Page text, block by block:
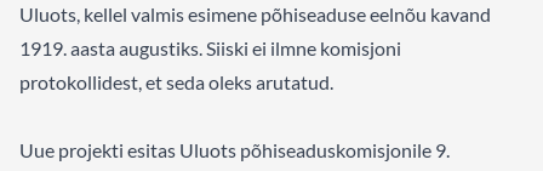
Uluots, kellel valmis esimene põhiseaduse eelnõu kavand
1919. aasta augustiks. Siiski ei ilmne komisjoni
protokollidest, et seda oleks arutatud.
Uue projekti esitas Uluots põhiseaduskomisjonile 9.